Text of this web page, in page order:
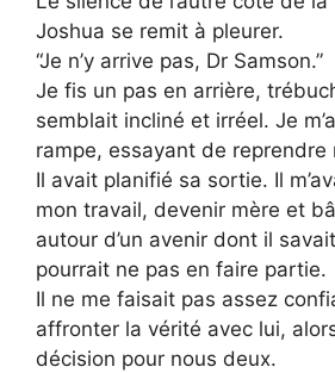
Joshua se remit à pleurer.
“Je n’y arrive pas, Dr Samson.”
Je fis un pas en arrière,
semblait incliné et irréel. Je
rampe, essayant de reprendre
Il avait planifié sa sortie. Il
mon travail, devenir mère et
autour d’un avenir dont il
pourrait ne pas en faire partie.
Il ne me faisait pas assez
affronter la vérité avec lui,
décision pour nous deux.